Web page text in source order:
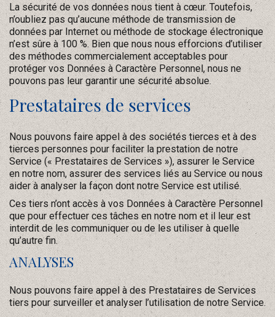
La sécurité de vos données nous tient à cœur. Toutefois,
n’oubliez pas qu’aucune méthode de transmission de
données par Internet ou méthode de stockage électronique
n’est sûre à 100 %. Bien que nous nous efforcions d’utiliser
des méthodes commercialement acceptables pour
protéger vos Données à Caractère Personnel, nous ne
pouvons pas leur garantir une sécurité absolue.
Prestataires de services
Nous pouvons faire appel à des sociétés tierces et à des
tierces personnes pour faciliter la prestation de notre
Service (« Prestataires de Services »), assurer le Service
en notre nom, assurer des services liés au Service ou nous
aider à analyser la façon dont notre Service est utilisé.
Ces tiers n’ont accès à vos Données à Caractère Personnel
que pour effectuer ces tâches en notre nom et il leur est
interdit de les communiquer ou de les utiliser à quelle
qu’autre fin.
ANALYSES
Nous pouvons faire appel à des Prestataires de Services
tiers pour surveiller et analyser l’utilisation de notre Service.